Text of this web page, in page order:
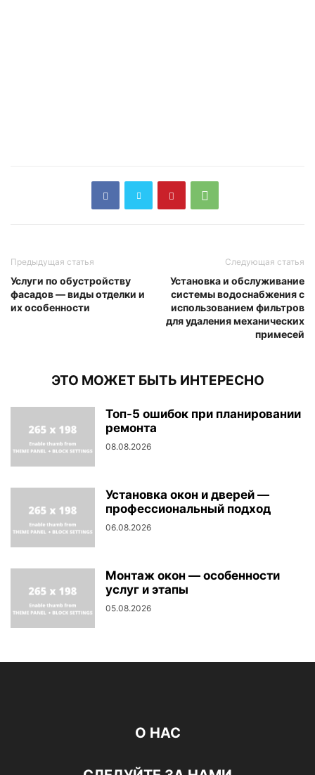
Предыдущая статья
Услуги по обустройству
фасадов — виды отделки и
их особенности
Следующая статья
Установка и обслуживание
системы водоснабжения с
использованием фильтров
для удаления механических
примесей
ЭТО МОЖЕТ БЫТЬ ИНТЕРЕСНО
Топ-5 ошибок при планировании
ремонта
08.08.2026
Установка окон и дверей —
профессиональный подход
06.08.2026
Монтаж окон — особенности
услуг и этапы
05.08.2026
О НАС